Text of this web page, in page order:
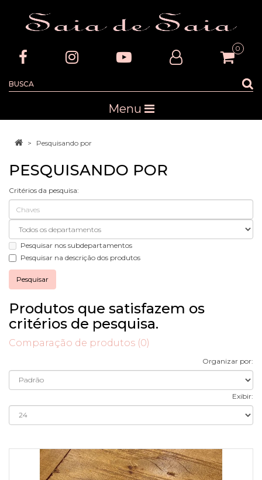
0
Menu
Pesquisando por
PESQUISANDO POR
Critérios da pesquisa:
Pesquisar nos subdepartamentos
Pesquisar na descrição dos produtos
Produtos que satisfazem os
critérios de pesquisa.
Comparação de produtos (0)
Organizar por:
Exibir: